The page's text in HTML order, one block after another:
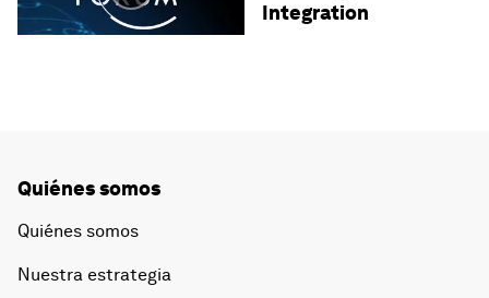
Integration
Quiénes somos
Quiénes somos
Nuestra estrategia